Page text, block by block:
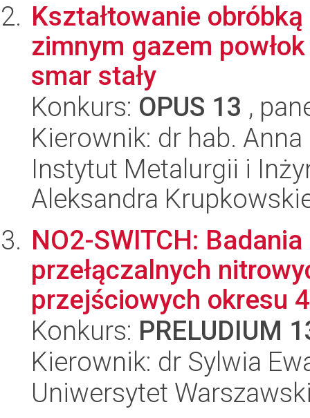
Kształtowanie
zimnym gazem
smar stały
Konkurs: OPUS 13 ,
Kierownik: dr hab. Anna
Instytut Metalurgii i
Aleksandra
NO2-SWITCH:
przełączalnych
przejściowych okresu
Konkurs: PRELUDIUM
Kierownik: dr Sylwia
Uniwersytet